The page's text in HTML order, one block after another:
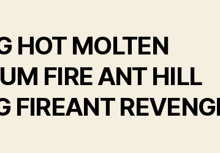
HOT MOLTEN
FIRE ANT HILL
FIREANT